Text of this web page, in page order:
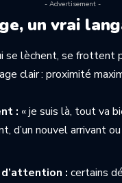
- Advertisement -
un vrai
se lèchent, se frottent
clair : proximité
: « je suis là, tout va
d’un nouvel arrivant
: certains